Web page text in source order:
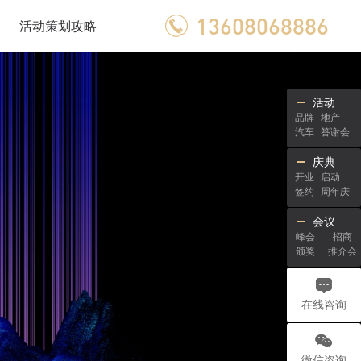
活动策划攻略 13608068886
活动
品牌 地产
汽车 答谢会
庆典
开业
启动
签约 周年庆
会议
峰会
招商
颁奖
推介会
在线咨询